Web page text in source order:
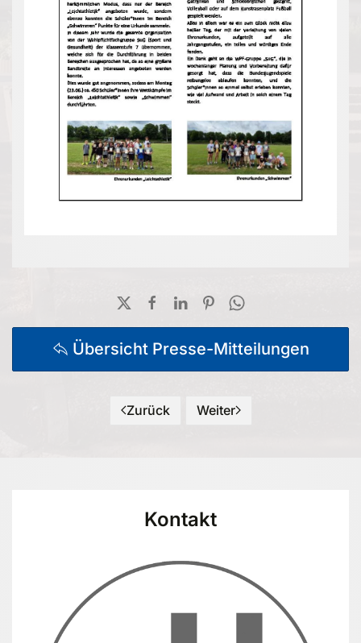
Übersicht Presse-Mitteilungen
Zurück Weiter
Kontakt